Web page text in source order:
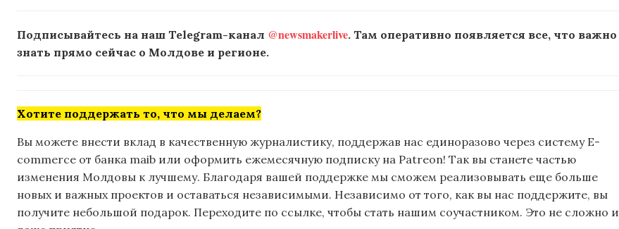
Подписывайтесь на наш Telegram-канал @newsmakerlive. Там оперативно появляется все, что важно
знать прямо сейчас о Молдове и регионе.
Хотите поддержать то, что мы делаем?
Вы можете внести вклад в качественную журналистику, поддержав нас единоразово через систему E-
commerce от банка maib или оформить ежемесячную подписку на Patreon! Так вы станете частью
изменения Молдовы к лучшему. Благодаря вашей поддержке мы сможем реализовывать еще больше
новых и важных проектов и оставаться независимыми. Независимо от того, как вы нас поддержите, вы
получите небольшой подарок. Переходите по ссылке, чтобы стать нашим соучастником. Это не сложно и